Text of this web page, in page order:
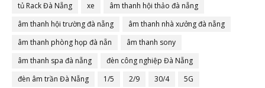
tủ Rack Đà Nẵng
xe
âm thanh hội thảo đà nẵng
âm thanh hội trường đà nẵng
âm thanh nhà xưởng đà nẵng
âm thanh phòng họp đà nẵn
âm thanh sony
âm thanh spa đà nẵng
đèn công nghiệp Đà Nẵng
đèn âm trần Đà Nẵng
1/5 2/9 30/4
5G